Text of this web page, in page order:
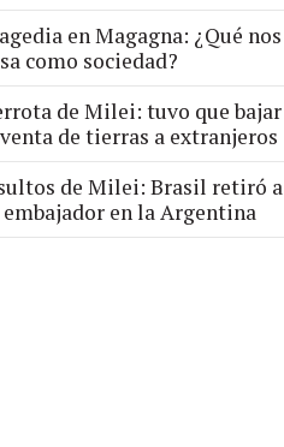
en Magagna: ¿Qué nos
como sociedad?
de Milei: tuvo que bajar
de tierras a extranjeros
de Milei: Brasil retiró a
embajador en la Argentina